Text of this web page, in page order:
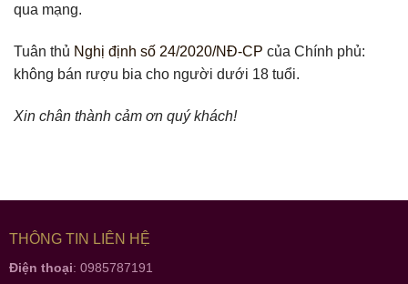
qua mạng.
Tuân thủ Nghị định số 24/2020/NĐ-CP của Chính phủ:
không bán rượu bia cho người dưới 18 tuổi.
Xin chân thành cảm ơn quý khách!
THÔNG TIN LIÊN HỆ
Điện thoại: 0985787191